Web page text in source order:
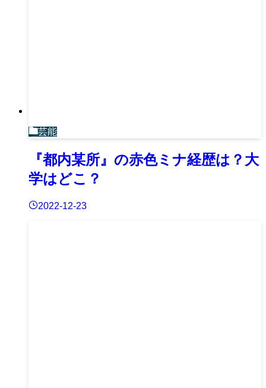
芸能
『都内某所』の赤色ミナ経歴は？大
学はどこ？
2022-12-23